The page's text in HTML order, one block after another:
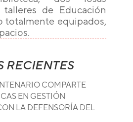
de Educación
totalmente equipados,
RECIENTES
COMPARTE
EN GESTIÓN
LA DEFENSORÍA DEL